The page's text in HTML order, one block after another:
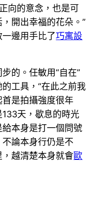
向的意念，也是可
開出幸福的花朵。”
一邊用手比了巧寓設
的。任敏用“自在”
工具，“在此之前我
是拍攝強度很年
天，歇息的時光
本身是打一個問號
論本身行仍是不
越清楚本身就會歐